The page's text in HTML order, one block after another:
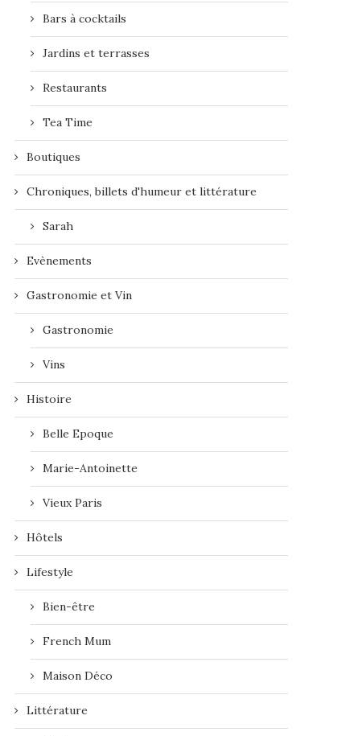
Bars à cocktails
Jardins et terrasses
Restaurants
Tea Time
Boutiques
Chroniques, billets d'humeur et littérature
Sarah
Evènements
Gastronomie et Vin
Gastronomie
Vins
Histoire
Belle Epoque
Marie-Antoinette
Vieux Paris
Hôtels
Lifestyle
Bien-être
French Mum
Maison Déco
Littérature